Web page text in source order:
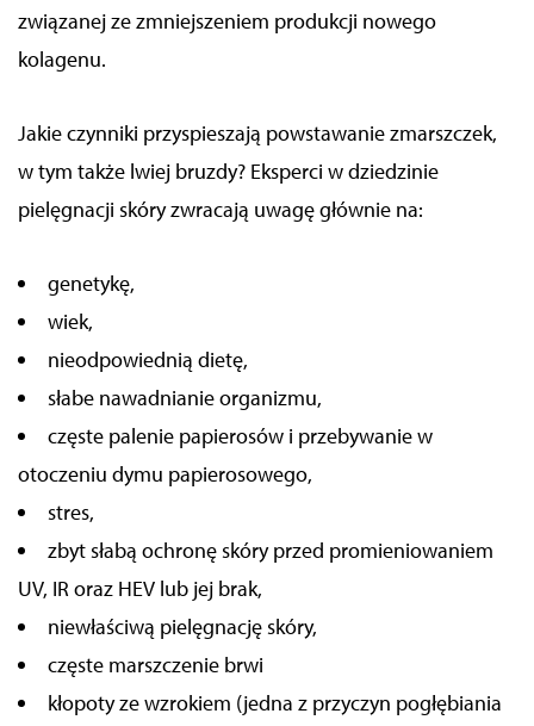
związanej ze zmniejszeniem produkcji nowego
kolagenu.
Jakie czynniki przyspieszają powstawanie zmarszczek,
w tym także lwiej bruzdy? Eksperci w dziedzinie
pielęgnacji skóry zwracają uwagę głównie na:
genetykę,
wiek,
nieodpowiednią dietę,
słabe nawadnianie organizmu,
częste palenie papierosów i przebywanie w
otoczeniu dymu papierosowego,
stres,
zbyt słabą ochronę skóry przed promieniowaniem
UV, IR oraz HEV lub jej brak,
niewłaściwą pielęgnację skóry,
częste marszczenie brwi
kłopoty ze wzrokiem (jedna z przyczyn pogłębiania